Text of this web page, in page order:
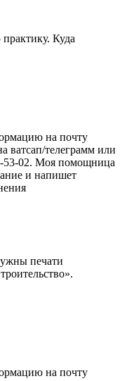
Куда
на почту
ватсап/телеграмм или
53-02. Моя помощница
и напишет
печати
на почту